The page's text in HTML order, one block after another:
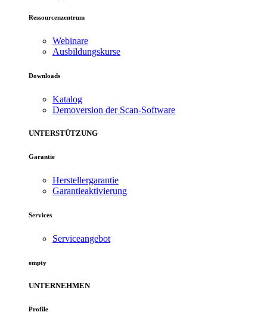
Ressourcenzentrum
Webinare
Ausbildungskurse
Downloads
Katalog
Demoversion der Scan-Software
UNTERSTÜTZUNG
Garantie
Herstellergarantie
Garantieaktivierung
Services
Serviceangebot
empty
UNTERNEHMEN
Profile